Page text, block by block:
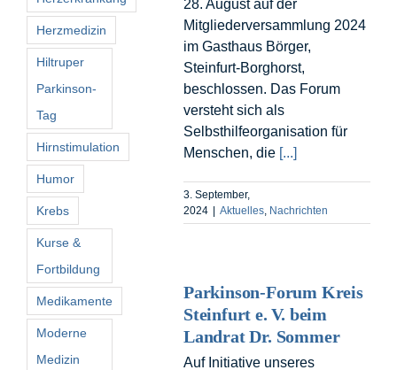
28. August auf der
Mitgliederversammlung 2024
im Gasthaus Börger,
Steinfurt-Borghorst,
beschlossen. Das Forum
versteht sich als
Selbsthilfeorganisation für
Menschen, die [...]
3. September,
2024 | Aktuelles Nachrichten
Parkinson-Forum Kreis
Steinfurt e. V. beim
Landrat Dr. Sommer
Auf Initiative unseres
Herzmedizin
Hiltruper
Parkinson-
Tag
Hirnstimulation
Humor
Krebs
Kurse &
Fortbildung
Medikamente
Moderne
Medizin